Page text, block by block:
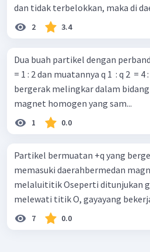
dan tidak terbelokkan, maka di
2 3.4
Dua buah partikel dengan
= 1 : 2 dan muatannya q 1 ​ : q 2 ​ =
bergerak melingkar dalam
magnet homogen yang sam...
1 0.0
Partikel bermuatan +q yang
memasuki daerahbermedan
melaluititik Oseperti ditunjukan gambar.
melewati titik O, gayayang
7 0.0